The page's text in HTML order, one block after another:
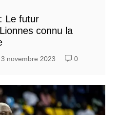
Le futur
connu la
3 novembre 2023 0